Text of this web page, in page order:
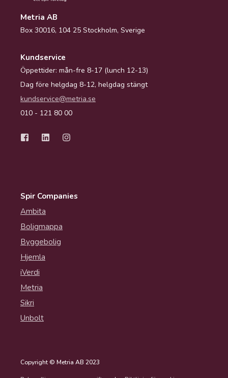
Metria AB
Box 30016, 104 25 Stockholm, Sverige
Kundservice
Öppettider: mån-fre 8-17 (lunch 12-13)
Dag före helgdag 8-12, helgdag stängt
kundservice@metria.se
010 - 121 80 00
Spir Companies
Ambita
Boligmappa
Byggebolig
Hjemla
iVerdi
Metria
Sikri
Unbolt
Copyright © Metria AB 2023